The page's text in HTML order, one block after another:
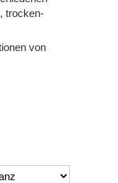
trocken-
von